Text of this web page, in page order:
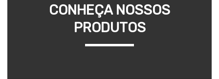
CONHEÇA NOSSOS
PRODUTOS